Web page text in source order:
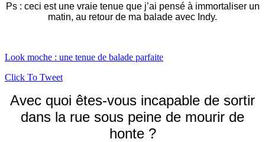
Ps : ceci est une vraie tenue que j’ai pensé à immortaliser un
matin, au retour de ma balade avec Indy.
Look moche : une tenue de balade parfaite
Click To Tweet
Avec quoi êtes-vous incapable de sortir
dans la rue sous peine de mourir de
honte ?